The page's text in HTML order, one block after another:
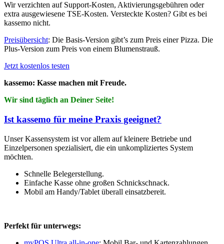
Wir verzichten auf Support-Kosten, Aktivierungsgebühren oder
extra ausgewiesene TSE-Kosten. Versteckte Kosten? Gibt es bei
kassemo nicht.
Preisübersicht: Die Basis-Version gibt’s zum Preis einer Pizza. Die
Plus-Version zum Preis von einem Blumenstrauß.
Jetzt kostenlos testen
kassemo: Kasse machen mit Freude.
Wir sind täglich an Deiner Seite!
Ist kassemo für meine Praxis geeignet?
Unser Kassensystem ist vor allem auf kleinere Betriebe und
Einzelpersonen spezialisiert, die ein unkompliziertes System
möchten.
Schnelle Belegerstellung.
Einfache Kasse ohne großen Schnickschnack.
Mobil am Handy/Tablet überall einsatzbereit.
Perfekt für unterwegs: